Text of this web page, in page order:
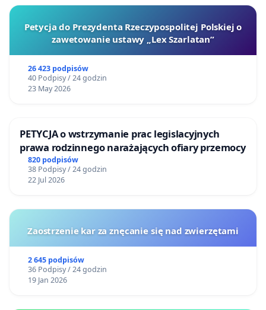
Petycja do Prezydenta Rzeczypospolitej Polskiej o
zawetowanie ustawy „Lex Szarlatan”
26 423 podpisów
40 Podpisy / 24 godzin
23 May 2026
PETYCJA o wstrzymanie prac legislacyjnych
prawa rodzinnego narażających ofiary przemocy
820 podpisów
38 Podpisy / 24 godzin
22 Jul 2026
Zaostrzenie kar za znęcanie się nad zwierzętami
2 645 podpisów
36 Podpisy / 24 godzin
19 Jan 2026